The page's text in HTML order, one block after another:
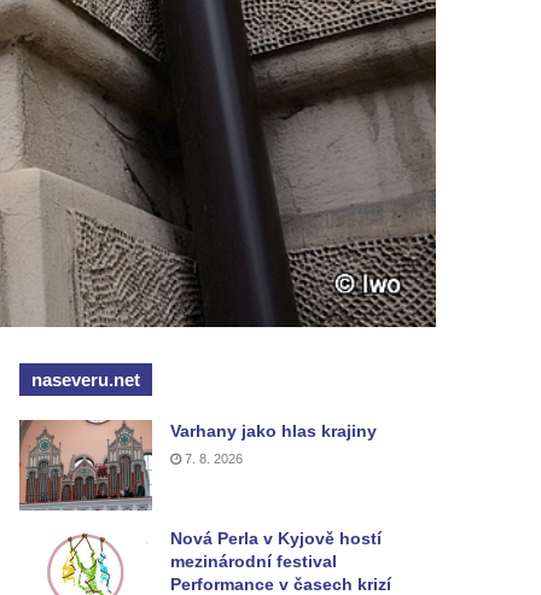
naseveru.net
Varhany jako hlas krajiny
7. 8. 2026
Nová Perla v Kyjově hostí
mezinárodní festival
Performance v časech krizí